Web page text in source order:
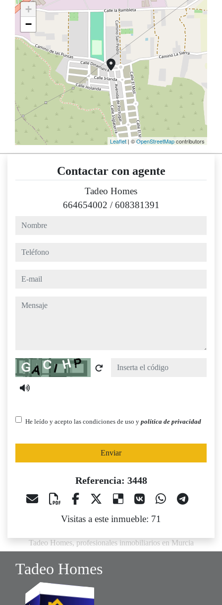
+
−
Leaflet | ©OpenStreetMapcontributors
Contactar con agente
Tadeo Homes
664654002 /608381391
nombre
teléfono
e-mail
mensaje
Captcha
He leído y acepto las condiciones de uso y política de privacidad
Enviar
Referencia: 3448
Visitas a este inmueble: 71
Tadeo Homes, profesionales inmobiliarios en Murcia
Tadeo Homes